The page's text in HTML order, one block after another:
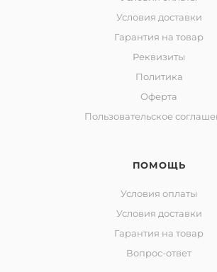
Условия доставки
Гарантия на товар
Реквизиты
Политика
Оферта
Пользовательское
ПОМОЩЬ
Условия оплаты
Условия доставки
Гарантия на товар
Вопрос-ответ